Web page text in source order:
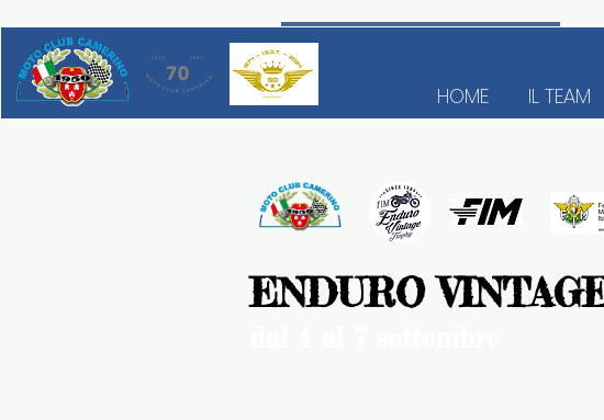
HOME IL TEAM
ENDURO